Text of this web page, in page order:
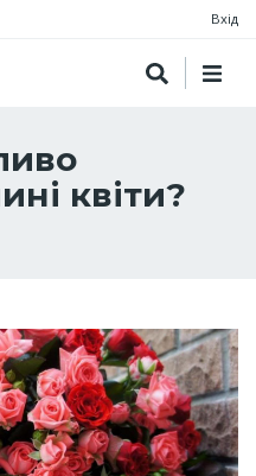
Вхід
квіти?